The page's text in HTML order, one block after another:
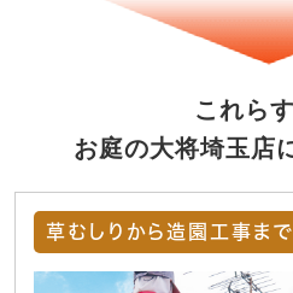
これら
お庭の大将埼玉店
草むしりから造園工事まで